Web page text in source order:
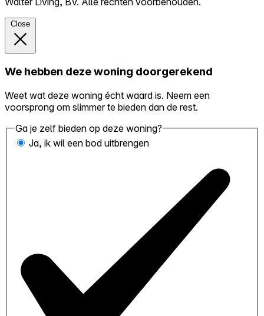
Close
We hebben deze woning doorgerekend
Weet wat deze woning écht waard is. Neem een
voorsprong om slimmer te bieden dan de rest.
Ga je zelf bieden op deze woning?
Ja, ik wil een bod uitbrengen